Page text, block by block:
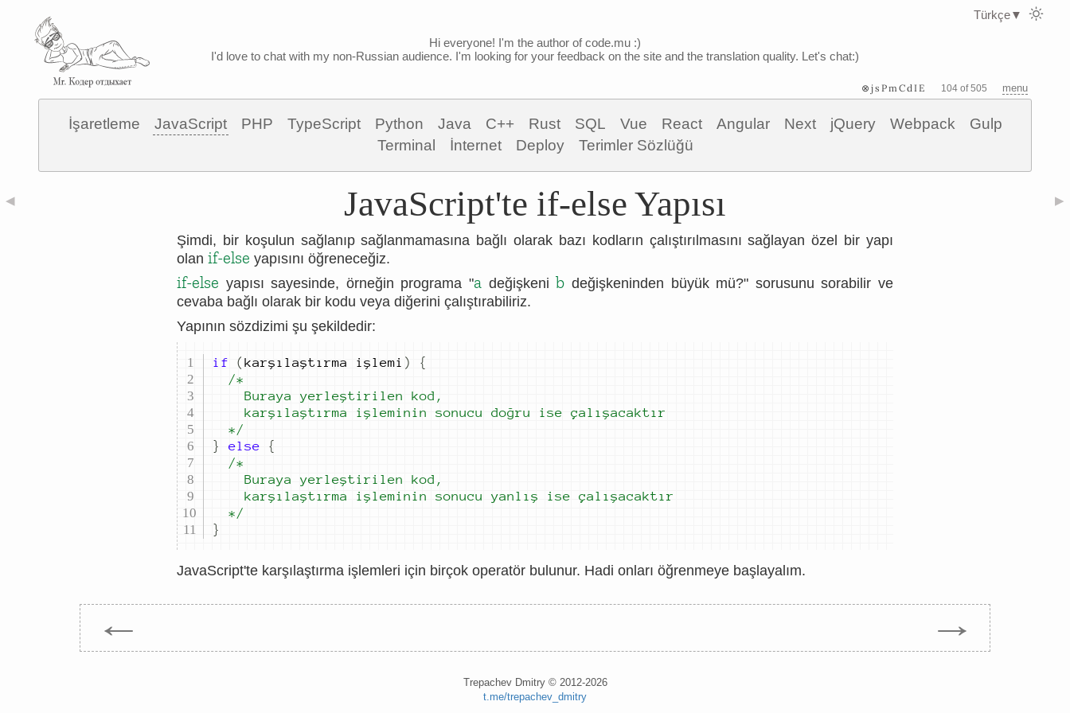
Hi everyone! I'm the author of code.mu :)
I'd love to chat with my non-Russian audience. I'm looking for your feedback on the site and the translation quality. Let's chat:)
⊗jsPmCdIE 104 of 505 menu
İşaretleme JavaScript PHP TypeScript Python Java C++ Rust SQL Vue React Angular Next jQuery Webpack
Gulp
Terminal
İnternet Deploy Terimler Sözlüğü
◀ ▶
JavaScript'te if-else Yapısı
Şimdi, bir koşulun sağlanıp sağlanmamasına bağlı olarak bazı kodların çalıştırılmasını sağlayan özel bir yapı
olan if-else yapısını öğreneceğiz.
if-else yapısı sayesinde, örneğin programa "a değişkeni b değişkeninden büyük mü?" sorusunu sorabilir ve
cevaba bağlı olarak bir kodu veya diğerini çalıştırabiliriz.
Yapının sözdizimi şu şekildedir:
if ( karşı laştırma işlemi )
{
		karşılaştırma işleminin
sonucu doğru ise çalışacaktır
	*/
}
else
{
		karşılaştırma işleminin
sonucu yanlış ise çalışacaktır
	*/
}
JavaScript'te karşılaştırma işlemleri için birçok operatör bulunur. Hadi onları öğrenmeye başlayalım.
← →
Trepachev Dmitry © 2012-2026
t.me/trepachev_dmitry
Türkçe▼